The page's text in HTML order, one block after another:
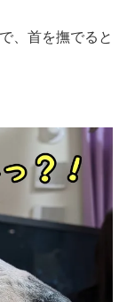
、首を撫でると